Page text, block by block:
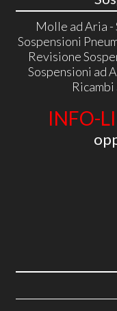
Molle ad Aria -
Sospensioni
Revisione
Sospensioni ad
INFO-